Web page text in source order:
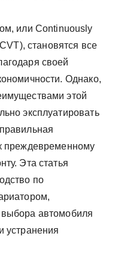
или Continuously
становятся все
своей
Однако,
этой
эксплуатировать
преждевременному
Эта статья
по
автомобиля
устранения